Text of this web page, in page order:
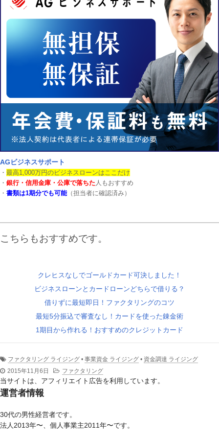
AGビジネスサポート
・ 最高1,000万円のビジネスローンはここだけ
・ 銀行・信用金庫・公庫で落ちた 人もおすすめ
・ 書類は1期分でも可能（担当者に確認済み）
こちらもおすすめです。
クレヒスなしでゴールドカード可決しました！
ビジネスローンとカードローンどちらで借りる？
借りずに最短即日！ファクタリングのコツ
最短5分振込で審査なし！カードを使った錬金術
1期目から作れる！おすすめのクレジットカード
ファクタリング ライジング • 事業資金 ライジング • 資金調達 ライジング
2015年11月6日
ファクタリング
当サイトは、アフィリエイト広告を利用しています。
運営者情報
30代の男性経営者です。
法人2013年〜、個人事業主2011年〜です。